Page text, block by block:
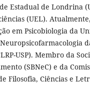
Estadual de Londrina
(UEL).
em Psicobiologia da
USP). Membro da
(SBNeC) e da
Filosofia, Ciências e